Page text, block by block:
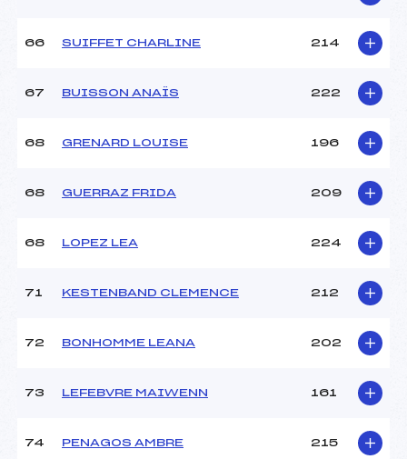
66 SUIFFET CHARLINE 214
67 BUISSON ANAÏS 222
68 GRENARD LOUISE 196
68 GUERRAZ FRIDA 209
68 LOPEZ LEA 224
71 KESTENBAND CLEMENCE 212
72 BONHOMME LEANA 202
73 LEFEBVRE MAIWENN 161
74 PENAGOS AMBRE 215